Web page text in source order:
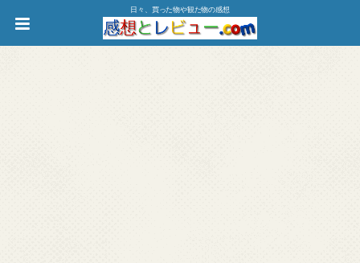
日々、買った物や観た物の感想